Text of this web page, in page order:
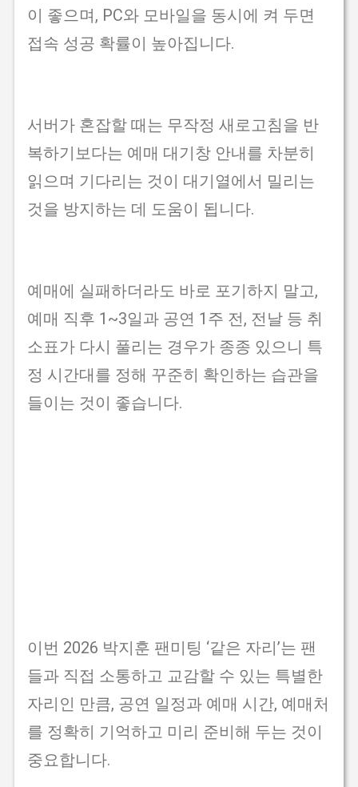
이 좋으며, PC와 모바일을 동시에 켜 두면
접속 성공 확률이 높아집니다.
서버가 혼잡할 때는 무작정 새로고침을 반
복하기보다는 예매 대기창 안내를 차분히
읽으며 기다리는 것이 대기열에서 밀리는
것을 방지하는 데 도움이 됩니다.
예매에 실패하더라도 바로 포기하지 말고,
예매 직후 1~3일과 공연 1주 전, 전날 등 취
소표가 다시 풀리는 경우가 종종 있으니 특
정 시간대를 정해 꾸준히 확인하는 습관을
들이는 것이 좋습니다.
이번 2026 박지훈 팬미팅 ‘같은 자리’는 팬
들과 직접 소통하고 교감할 수 있는 특별한
자리인 만큼, 공연 일정과 예매 시간, 예매처
를 정확히 기억하고 미리 준비해 두는 것이
중요합니다.